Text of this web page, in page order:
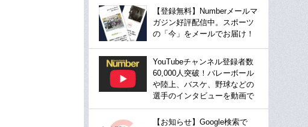
【登録無料】Numberメールマ
ガジン好評配信中。スポーツ
の「今」をメールでお届け！
YouTubeチャンネル登録者数
60,000人突破！バレーボール
や陸上、バスケ、野球などの
選手のインタビューを動画で
【お知らせ】Google検索で